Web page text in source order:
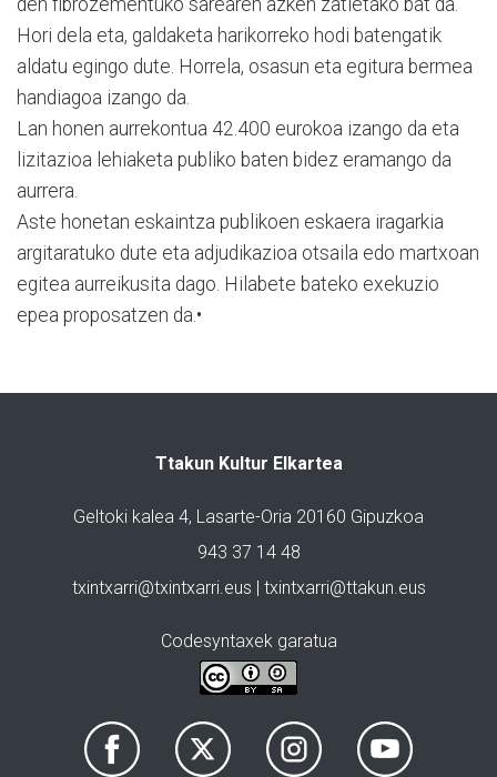
Hori dela eta, galdaketa harikorreko hodi batengatik
aldatu egingo dute. Horrela, osasun eta egitura bermea
handiagoa izango da.
Lan honen aurrekontua 42.400 eurokoa izango da eta
lizitazioa lehiaketa publiko baten bidez eramango da
aurrera.
Aste honetan eskaintza publikoen eskaera iragarkia
argitaratuko dute eta adjudikazioa otsaila edo martxoan
egitea aurreikusita dago. Hilabete bateko exekuzio
epea proposatzen da.•
Ttakun Kultur Elkartea
Geltoki kalea 4, Lasarte-Oria 20160 Gipuzkoa
943 37 14 48
txintxarri@txintxarri.eus | txintxarri@ttakun.eus
Codesyntaxek garatua